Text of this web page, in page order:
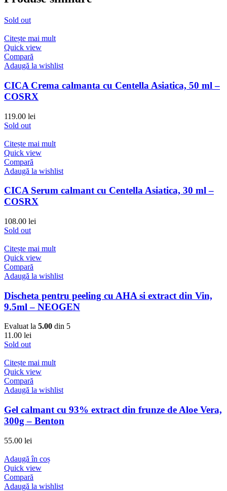
Sold out
Citește mai mult
Quick view
Compară
Adaugă la wishlist
CICA Crema calmanta cu Centella Asiatica, 50 ml –
COSRX
119.00 lei
Sold out
Citește mai mult
Quick view
Compară
Adaugă la wishlist
CICA Serum calmant cu Centella Asiatica, 30 ml –
COSRX
108.00 lei
Sold out
Citește mai mult
Quick view
Compară
Adaugă la wishlist
Discheta pentru peeling cu AHA si extract din Vin,
9.5ml – NEOGEN
Evaluat la 5.00 din 5
11.00 lei
Sold out
Citește mai mult
Quick view
Compară
Adaugă la wishlist
Gel calmant cu 93% extract din frunze de Aloe Vera,
300g – Benton
55.00 lei
Adaugă în coș
Quick view
Compară
Adaugă la wishlist